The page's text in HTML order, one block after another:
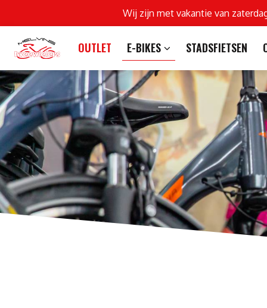
Wij zijn met vakantie van
OUTLET E-BIKES STADSFIETSEN